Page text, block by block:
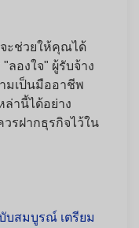
ะช่วยให้คุณได้
"ลองใจ" ผู้รับจ้าง
มเป็นมืออาชีพ
านี้ได้อย่าง
รฝากธุรกิจไว้ใน
บสมบูรณ์ เตรียม